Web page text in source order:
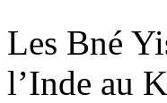
Les Bné
l’Inde au